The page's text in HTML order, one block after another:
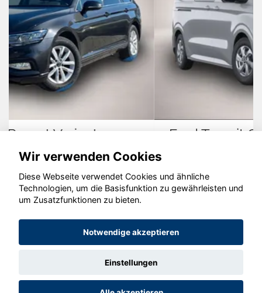
Ford Transit Custom
© konjunkturmotor.de GmbH 2020 - 2026
Wir verwenden Cookies
Diese Webseite verwendet Cookies und ähnliche
Technologien, um die Basisfunktion zu gewährleisten und
um Zusatzfunktionen zu bieten.
Notwendige akzeptieren
Einstellungen